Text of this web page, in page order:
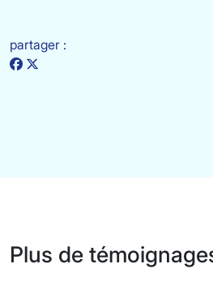
partager :
Plus de